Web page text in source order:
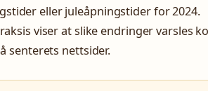
eller juleåpningstider for 2024.
viser at slike endringer varsles
senterets nettsider.